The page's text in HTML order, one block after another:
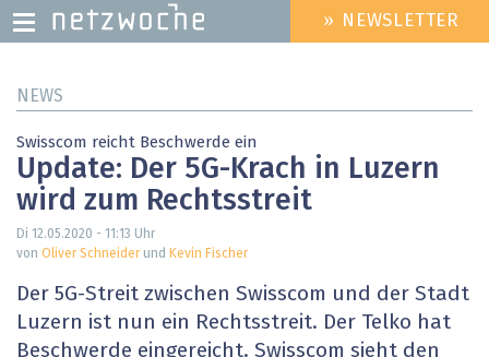
zum
HEADER
MENU
» NEWSLETTER
NEWS
Swisscom reicht Beschwerde ein
Update: Der 5G-Krach in Luzern
wird zum Rechtsstreit
Di 12.05.2020 - 11:13 Uhr
von Oliver Schneiderund Kevin Fischer
Der 5G-Streit zwischen Swisscom und der Stadt
Luzern ist nun ein Rechtsstreit. Der Telko hat
Beschwerde eingereicht. Swisscom sieht den